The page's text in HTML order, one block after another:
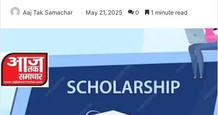
Aaj Tak Samachar May 21, 2025 0 1 minute read